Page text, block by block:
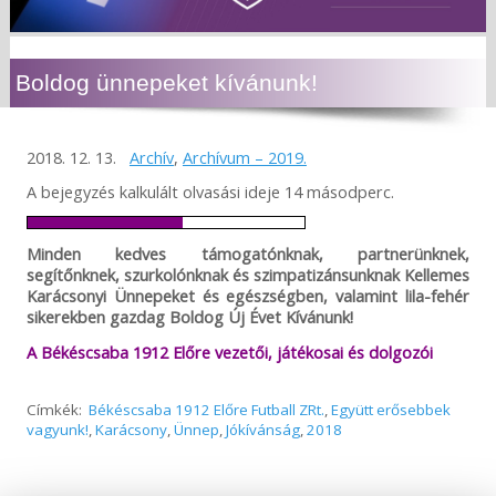
Boldog ünnepeket kívánunk!
2018. 12. 13. Archív, Archívum – 2019.
A bejegyzés kalkulált olvasási ideje 14 másodperc.
Minden kedves támogatónknak, partnerünknek,
segítőnknek, szurkolónknak és szimpatizánsunknak Kellemes
Karácsonyi Ünnepeket és egészségben, valamint lila-fehér
sikerekben gazdag Boldog Új Évet Kívánunk!
A Békéscsaba 1912 Előre vezetői, játékosai és dolgozói
Címkék: Békéscsaba 1912 Előre Futball ZRt.,Együtt erősebbek
vagyunk!,Karácsony,Ünnep,Jókívánság,2018